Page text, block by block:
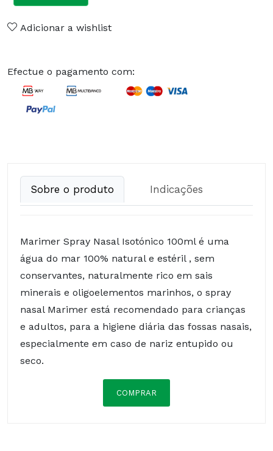
Adicionar a wishlist
Efectue o pagamento com:
Sobre o produto Indicações
Marimer Spray Nasal Isotónico 100ml é uma
água do mar 100% natural e estéril , sem
conservantes, naturalmente rico em sais
minerais e oligoelementos marinhos, o spray
nasal Marimer está recomendado para crianças
e adultos, para a higiene diária das fossas nasais,
especialmente em caso de nariz entupido ou
seco.
COMPRAR